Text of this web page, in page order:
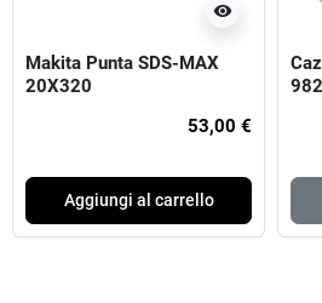
visibility
Makita Punta SDS-MAX
20X320
53,00 €
Aggiungi al carrello